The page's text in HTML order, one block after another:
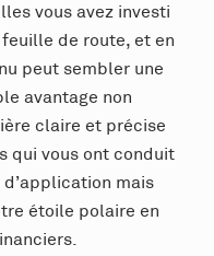
vous avez investi
de route, et en
peut sembler une
avantage non
claire et précise
qui vous ont conduit
mais
étoile polaire en